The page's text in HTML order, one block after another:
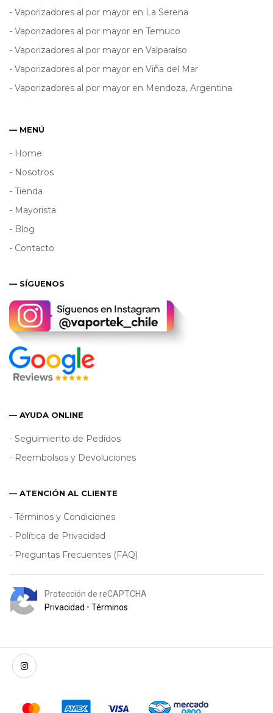
- Vaporizadores al por mayor en La Serena
- Vaporizadores al por mayor en Temuco
- Vaporizadores al por mayor en Valparaíso
- Vaporizadores al por mayor en Viña del Mar
- Vaporizadores al por mayor en Mendoza, Argentina
— MENÚ
- Home
- Nosotros
- Tienda
- Mayorista
- Blog
- Contacto
— SÍGUENOS
— AYUDA ONLINE
- Seguimiento de Pedidos
- Reembolsos y Devoluciones
— ATENCIÓN AL CLIENTE
- Términos y Condiciones
- Política de Privacidad
- Preguntas Frecuentes (FAQ)
Protección de reCAPTCHA
Privacidad • Términos